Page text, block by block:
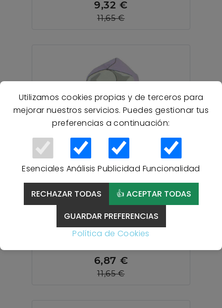
Utilizamos cookies propias y de terceros para
mejorar nuestros servicios. Puedes gestionar tus
preferencias a continuación:
Esenciales Análisis Publicidad Funcionalidad
RECHAZAR TODAS
👍 ACEPTAR TODAS
GUARDAR PREFERENCIAS
Política de Cookies
9,32 €
11,65 €
41 % Descuento
Poncho Playa LOL
SURPRISE 18-173 con
Capucha 50x100cm - ÚNICO
6,87 €
11,65 €